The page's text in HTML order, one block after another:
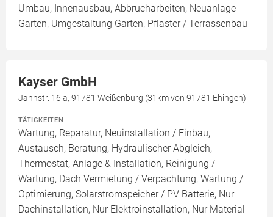
Umbau, Innenausbau, Abbrucharbeiten, Neuanlage
Garten, Umgestaltung Garten, Pflaster / Terrassenbau
Kayser GmbH
Jahnstr. 16 a, 91781 Weißenburg (31km von 91781 Ehingen)
TÄTIGKEITEN
Wartung, Reparatur, Neuinstallation / Einbau,
Austausch, Beratung, Hydraulischer Abgleich,
Thermostat, Anlage & Installation, Reinigung /
Wartung, Dach Vermietung / Verpachtung, Wartung /
Optimierung, Solarstromspeicher / PV Batterie, Nur
Dachinstallation, Nur Elektroinstallation, Nur Material